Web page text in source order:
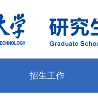
招生工作